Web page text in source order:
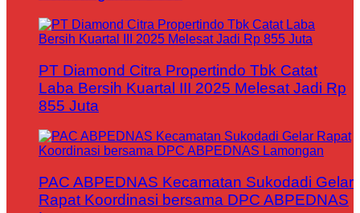
PT Diamond Citra Propertindo Tbk Catat
Laba Bersih Kuartal III 2025 Melesat Jadi Rp
855 Juta
PAC ABPEDNAS Kecamatan Sukodadi Gelar
Rapat Koordinasi bersama DPC ABPEDNAS